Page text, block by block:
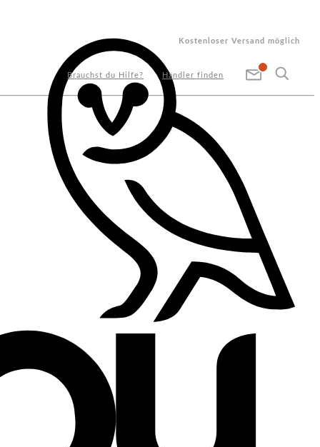
Kostenloser Versand möglich
Brauchst du Hilfe? Händler finden